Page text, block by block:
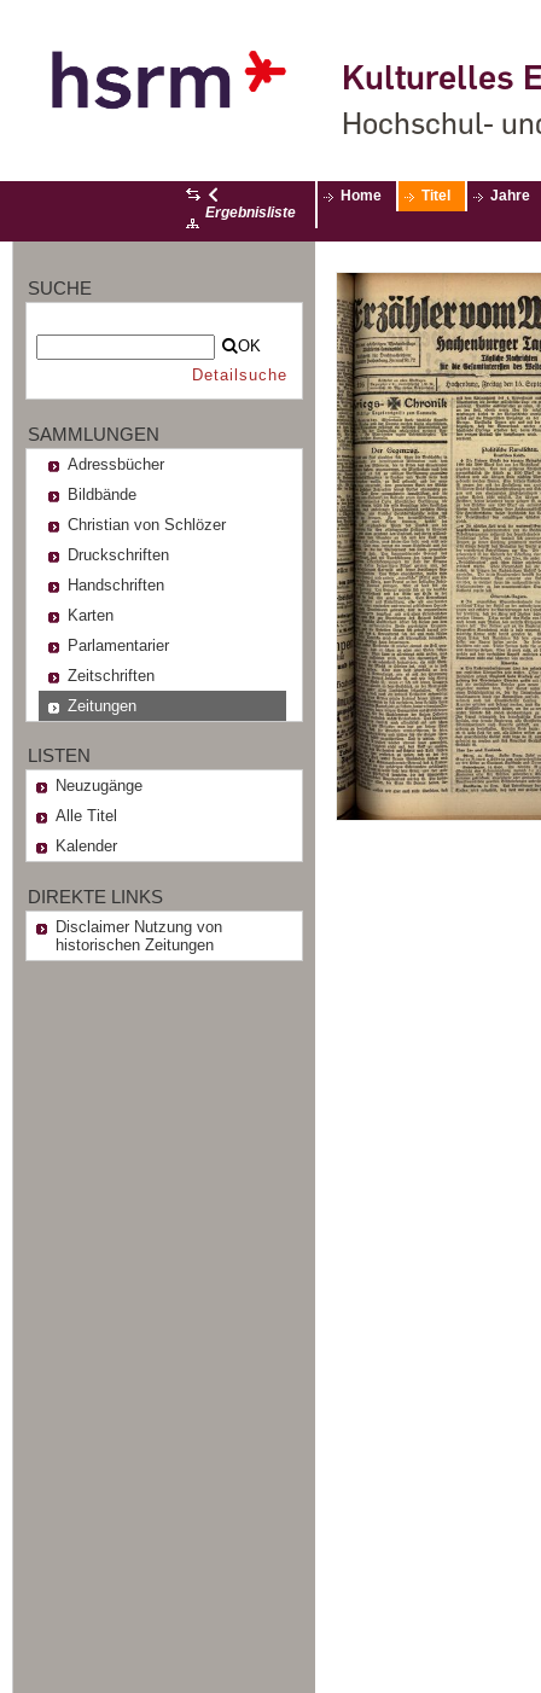
Kulturelles
Hochschul-
Ergebnisliste
Home Titel Jahre
SUCHE
OK
Detailsuche
SAMMLUNGEN
Adressbücher
Bildbände
Christian von Schlözer
Druckschriften
Handschriften
Karten
Parlamentarier
Zeitschriften
Zeitungen
LISTEN
Neuzugänge
Alle Titel
Kalender
DIREKTE LINKS
Disclaimer Nutzung von
historischen Zeitungen